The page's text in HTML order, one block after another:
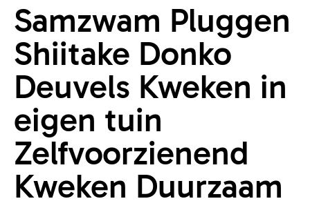
Samzwam Pluggen
Shiitake Donko
Deuvels Kweken in
eigen tuin
Zelfvoorzienend
Kweken Duurzaam